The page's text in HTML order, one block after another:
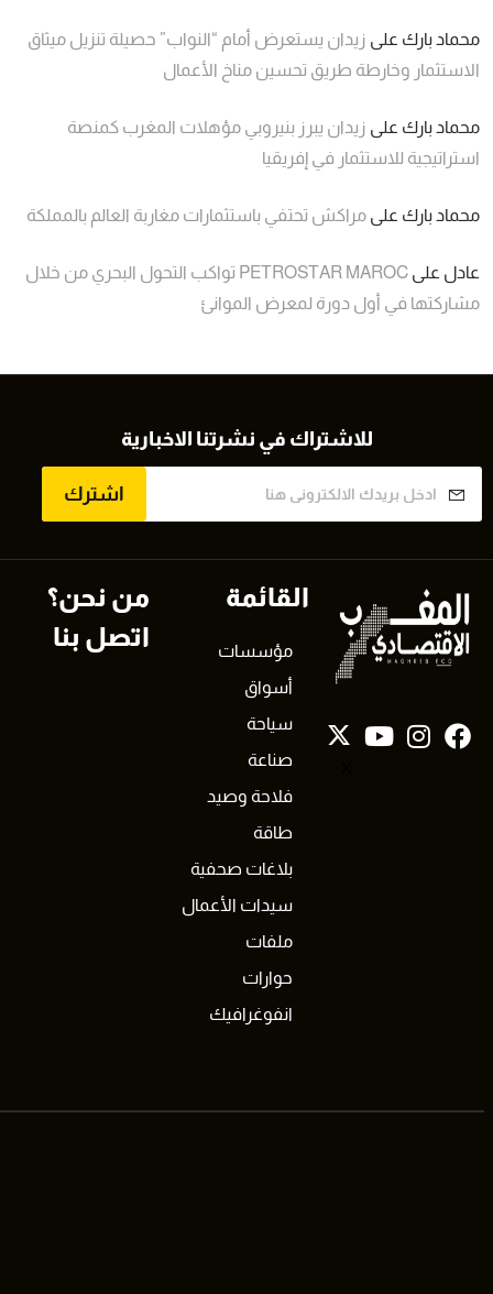
محماد بارك على زيدان يستعرض أمام “النواب” حصيلة تنزيل ميثاق
الاستثمار وخارطة طريق تحسين مناخ الأعمال
محماد بارك على زيدان يبرز بنيروبي مؤهلات المغرب كمنصة
استراتيجية للاستثمار في إفريقيا
محماد بارك على مراكش تحتفي باستثمارات مغاربة العالم بالمملكة
عادل على
PETROSTAR MAROC تواكب التحول البحري من خلال
مشاركتها في أول دورة لمعرض الموانئ
للاشتراك في نشرتنا الاخبارية
اشترك
القائمة
مؤسسات
أسواق
سياحة
صناعة
فلاحة وصيد
طاقة
بلاغات صحفية
سيدات الأعمال
ملفات
حوارات
انفوغرافيك
من نحن؟
اتصل بنا